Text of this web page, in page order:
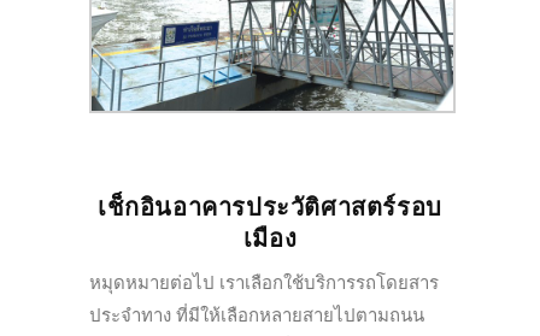
เช็กอินอาคารประวัติศาสตร์รอบ
เมือง
หมุดหมายต่อไป เราเลือกใช้บริการรถโดยสาร
ประจำทาง ที่มีให้เลือกหลายสายไปตามถนน